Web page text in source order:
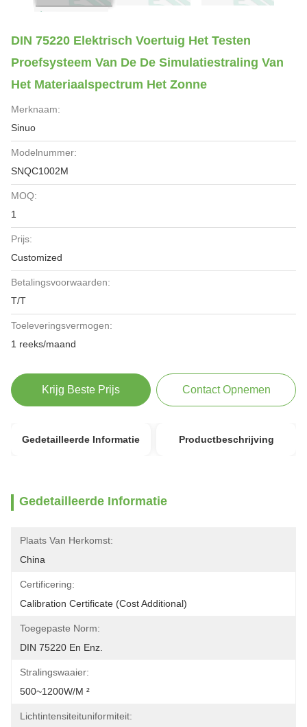
DIN 75220 Elektrisch Voertuig Het Testen
Proefsysteem Van De De Simulatiestraling Van
Het Materiaalspectrum Het Zonne
Merknaam:
Sinuo
Modelnummer:
SNQC1002M
MOQ:
1
Prijs:
Customized
Betalingsvoorwaarden:
T/T
Toeleveringsvermogen:
1 reeks/maand
Krijg Beste Prijs Contact Opnemen
Gedetailleerde Informatie Productbeschrijving
Gedetailleerde Informatie
Plaats Van Herkomst:
China
Certificering:
Calibration Certificate (Cost Additional)
Toegepaste Norm:
DIN 75220 En Enz.
Stralingswaaier:
500~1200W/m ²
Lichtintensiteituniformiteit: